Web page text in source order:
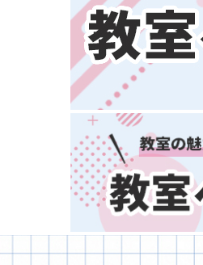
子どもスクールナビ
山口県
徳島県
香川県
愛媛県
高知県
九州・沖縄
佐賀県
長崎県
熊本県
宮崎県
鹿児島県
スポーツ・運動(2745)